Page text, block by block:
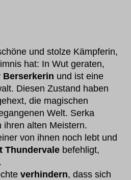
und stolze Kämpferin,
hat: In Wut geraten,
Berserkerin und ist eine
Diesen Zustand haben
die magischen
Welt. Serka
ihren alten Meistern.
von ihnen noch lebt und
Thundervale befehligt,
verhindern, dass sich